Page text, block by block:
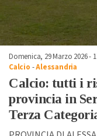
Domenica, 29 Marzo 2026 -
Calcio -Alessandria
Calcio: tutti i
provincia in
Terza